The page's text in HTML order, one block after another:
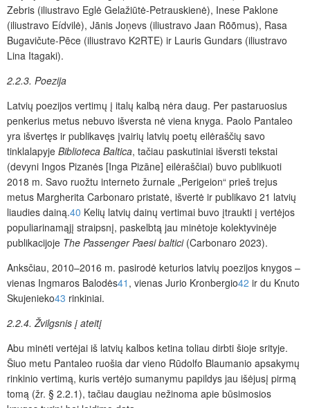
Zebris (iliustravo Eglė Gelažiūtė-Petrauskienė), Inese Paklone
(iliustravo Eídvilė), Jānis Joņevs (iliustravo Jaan Rõõmus), Rasa
Bugavičute-Pēce (iliustravo K2RTE) ir Lauris Gundars (iliustravo
Lina Itagaki).
2.2.3. Poezija
Latvių poezijos vertimų į italų kalbą nėra daug. Per pastaruosius
penkerius metus nebuvo išversta nė viena knyga. Paolo Pantaleo
yra išvertęs ir publikavęs įvairių latvių poetų eilėraščių savo
tinklalapyje Biblioteca Baltica, tačiau paskutiniai išversti tekstai
(devyni Ingos Pizanės [Inga Pizāne] eilėraščiai) buvo publikuoti
2018 m. Savo ruožtu interneto žurnale „Perigeion“ prieš trejus
metus Margherita Carbonaro pristatė, išvertė ir publikavo 21 latvių
liaudies dainą.40 Kelių latvių dainų vertimai buvo įtraukti į vertėjos
populiarinamąjį straipsnį, paskelbtą jau minėtoje kolektyvinėje
publikacijoje The Passenger Paesi baltici(Carbonaro 2023).
Anksčiau, 2010–2016 m. pasirodė keturios latvių poezijos knygos –
vienas Ingmaros Balodės41 , vienas Jurio Kronbergio42 ir du Knuto
Skujenieko43 rinkiniai.
2.2.4. Žvilgsnis į ateitį
Abu minėti vertėjai iš latvių kalbos ketina toliau dirbti šioje srityje.
Šiuo metu Pantaleo ruošia dar vieno Rūdolfo Blaumanio apsakymų
rinkinio vertimą, kuris vertėjo sumanymu papildys jau išėjusį pirmą
tomą (žr. § 2.2.1), tačiau daugiau nežinoma apie būsimosios